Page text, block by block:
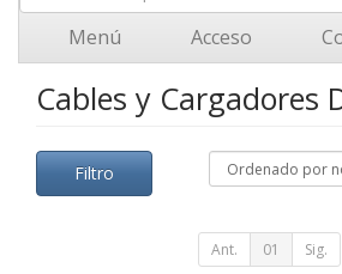
Menú Acceso
Cables y Cargadores
Filtro
Ant. 01 Sig.